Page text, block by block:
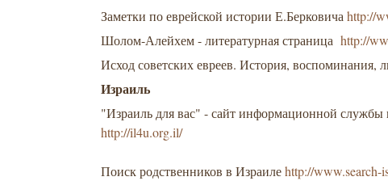
Заметки по еврейской истории Е.Берковичаhttp://
Шолом-Алейхем - литературная страницаhttp://
Исход советских евреев. История, воспоминания,
Израиль
"Израиль для вас" - сайт информационной службы
http://il4u.org.il/
Поиск родственников в Израилеhttp://www.search-